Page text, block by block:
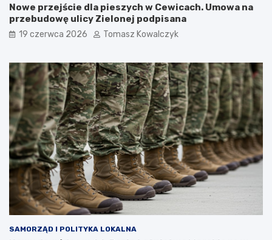
Nowe przejście dla pieszych w Cewicach. Umowa na
przebudowę ulicy Zielonej podpisana
19 czerwca 2026 Tomasz Kowalczyk
SAMORZĄD I POLITYKA LOKALNA